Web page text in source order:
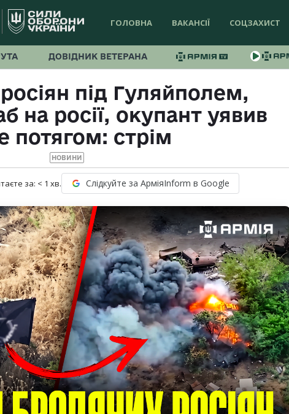
ГОЛОВНА ВАКАНСІЇ СОЦЗАХИСТ
ДОВІДНИК ВЕТЕРАНА
під Гуляйполем,
на росії, окупант уявив
потягом: стрім
НОВИНИ
за: < 1 хв. Слідкуйте за АрміяInform в Google